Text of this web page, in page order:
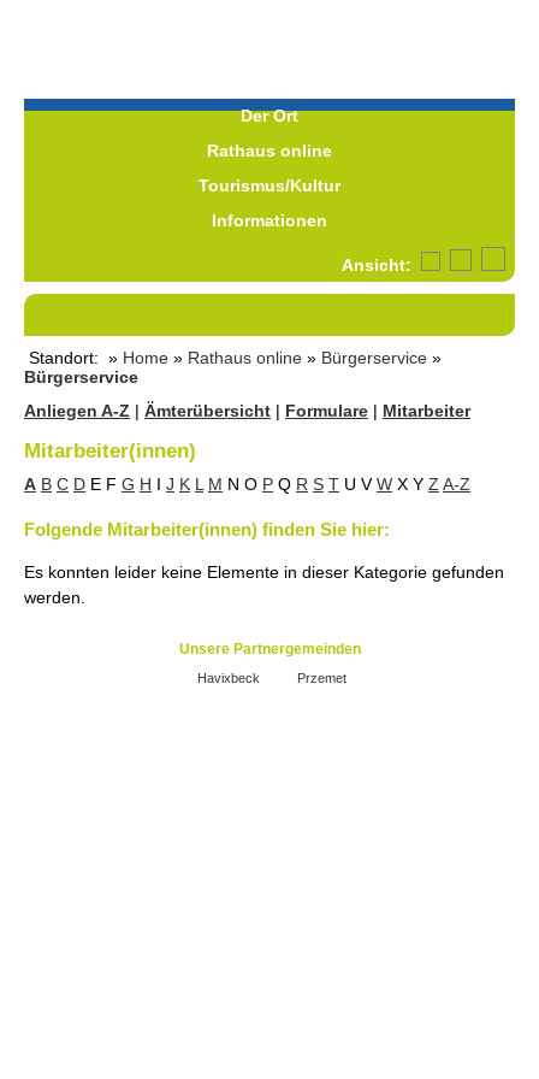
Der Ort
Rathaus online
Tourismus/Kultur
Informationen
Ansicht:
Standort: » Home » Rathaus online » Bürgerservice »
Bürgerservice
Anliegen A-Z | Ämterübersicht | Formulare | Mitarbeiter
Mitarbeiter(innen)
A B C D E F G H I J K L M N O P Q R S T U V W X Y Z A-Z
Folgende Mitarbeiter(innen) finden Sie hier:
Es konnten leider keine Elemente in dieser Kategorie gefunden
werden.
Unsere Partnergemeinden
Havixbeck Przemet